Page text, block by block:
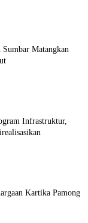
Matangkan
Infrastruktur,
Kartika Pamong